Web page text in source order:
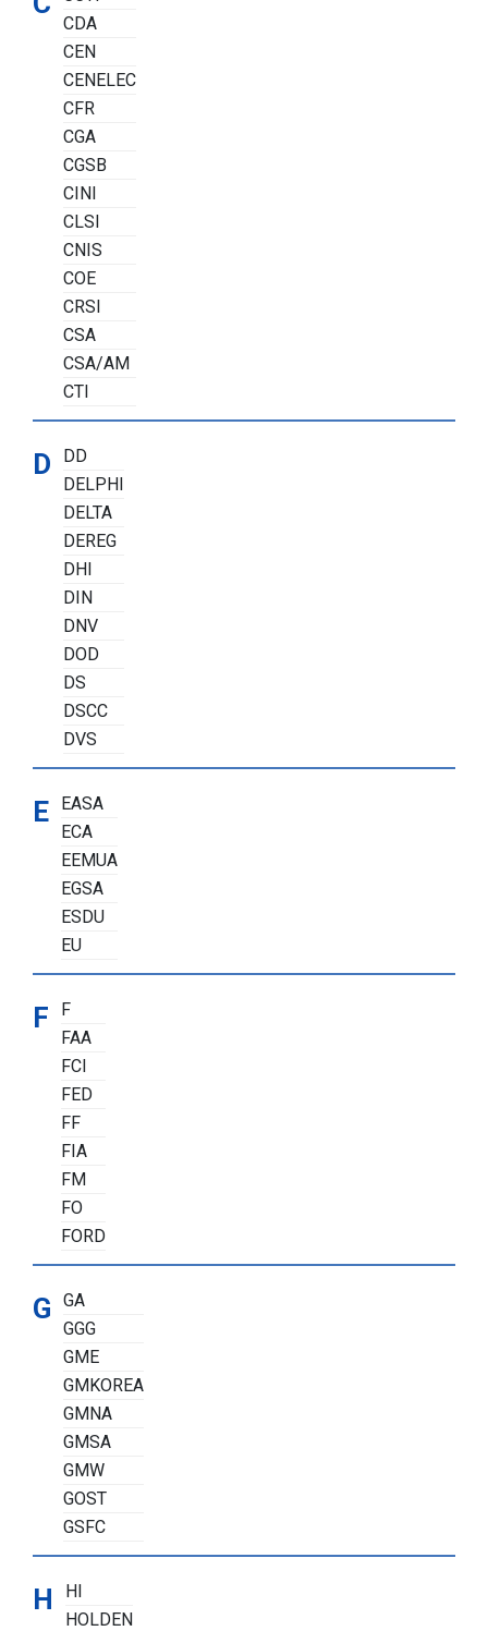
CDA
CEN
CENELEC
CFR
CGA
CGSB
CINI
CLSI
CNIS
COE
CRSI
CSA
CSA/AM
CTI
D
DD
DELPHI
DELTA
DEREG
DHI
DIN
DNV
DOD
DS
DSCC
DVS
E
EASA
ECA
EEMUA
EGSA
ESDU
EU
F
F
FAA
FCI
FED
FF
FIA
FM
FO
FORD
G
GA
GGG
GME
GMKOREA
GMNA
GMSA
GMW
GOST
GSFC
H
HI
HOLDEN